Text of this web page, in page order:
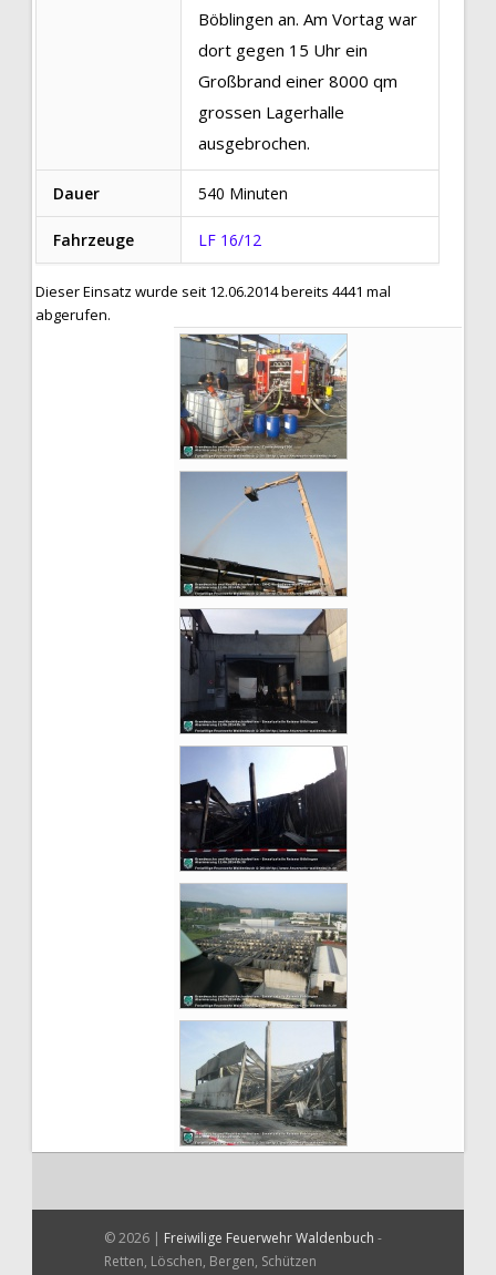
Böblingen an. Am Vortag war
dort gegen 15 Uhr ein
Großbrand einer 8000 qm
grossen Lagerhalle
ausgebrochen.
Dauer 540 Minuten
Fahrzeuge LF 16/12
Dieser Einsatz wurde seit 12.06.2014 bereits 4441 mal
abgerufen.
© 2026 | Freiwilige Feuerwehr Waldenbuch -
Retten, Löschen, Bergen, Schützen